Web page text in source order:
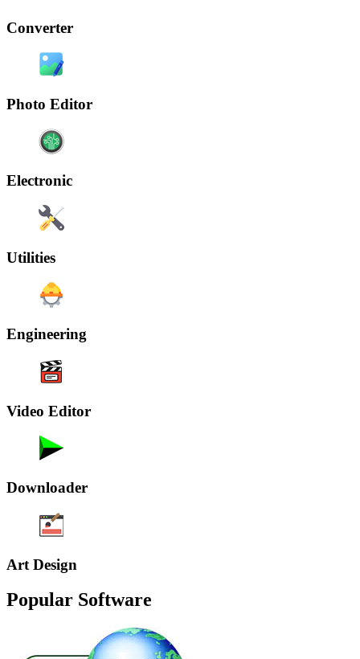
Converter
Photo Editor
Electronic
Utilities
Engineering
Video Editor
Downloader
Art Design
Popular Software